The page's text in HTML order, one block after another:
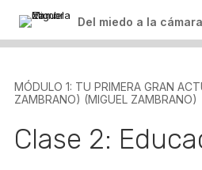
MÓDULO 1: TU PRIMERA GRAN
ZAMBRANO) (MIGUEL ZAMBRANO)
Clase 2: